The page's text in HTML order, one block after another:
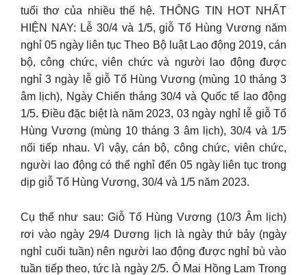
tuổi thơ của nhiều thế hệ. THÔNG TIN HOT NHẤT
HIỆN NAY: Lễ 30/4 và 1/5, giỗ Tổ Hùng Vương năm
nghỉ 05 ngày liên tục Theo Bộ luật Lao động 2019, cán
bộ, công chức, viên chức và người lao động được
nghỉ 3 ngày lễ giỗ Tổ Hùng Vương (mùng 10 tháng 3
âm lịch), Ngày Chiến tháng 30/4 và Quốc tế lao động
1/5. Điều đặc biệt là năm 2023, 03 ngày nghỉ lễ giỗ Tổ
Hùng Vương (mùng 10 tháng 3 âm lịch), 30/4 và 1/5
nối tiếp nhau. Vì vậy, cán bộ, công chức, viên chức,
người lao động có thể nghỉ đến 05 ngày liên tục trong
dịp giỗ Tổ Hùng Vương, 30/4 và 1/5 năm 2023.
Cụ thể như sau: Giỗ Tổ Hùng Vương (10/3 Âm lịch)
rơi vào ngày 29/4 Dương lịch là ngày thứ bảy (ngày
nghỉ cuối tuần) nên người lao động được nghỉ bù vào
tuần tiếp theo, tức là ngày 2/5. Ô Mai Hồng Lam Trong